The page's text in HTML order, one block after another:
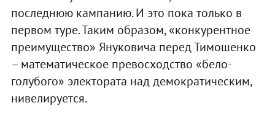
последнюю кампанию. И это пока только в
первом туре. Таким образом, «конкурентное
преимущество» Януковича перед Тимошенко
– математическое превосходство «бело-
голубого» электората над демократическим,
нивелируется.